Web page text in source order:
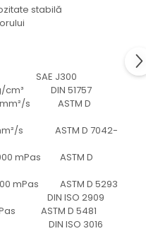
stabilă
J300
cm³ DIN 51757
mm²/s ASTM D
s ASTM D 7042-
mPas ASTM D
mPas ASTM D 5293
DIN ISO 2909
ASTM D 5481
DIN ISO 3016